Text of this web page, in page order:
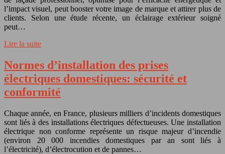
l’impact visuel, peut booster votre image de marque et attirer plus de
clients. Selon une étude récente, un éclairage extérieur soigné
peut…
Lire la suite
Normes d’installation des prises
électriques domestiques: sécurité et
conformité
Chaque année, en France, plusieurs milliers d’incidents domestiques
sont liés à des installations électriques défectueuses. Une installation
électrique non conforme représente un risque majeur d’incendie
(environ 20 000 incendies domestiques par an sont liés à
l’électricité), d’électrocution et de pannes…